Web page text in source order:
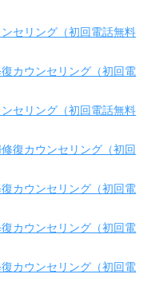
セリング（初回電話無料
カウンセリング（初回電
セリング（初回電話無料
復カウンセリング（初回
カウンセリング（初回電
カウンセリング（初回電
カウンセリング（初回電